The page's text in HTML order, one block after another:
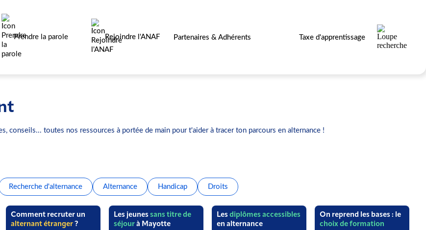
Prendre la parole Rejoindre l'ANAF Partenaires & Adhérents Taxe d'apprentissage
conseils... toutes nos ressources à portée de main pour t'aider à tracer ton parcours en alternance !
Recherche d'alternance Alternance Handicap Droits
Comment recruter un
alternant étranger ?
Les jeunessans titre de
séjour à Mayotte
Lesdiplômes accessibles
en alternance
On reprend les bases : le
choix de formation